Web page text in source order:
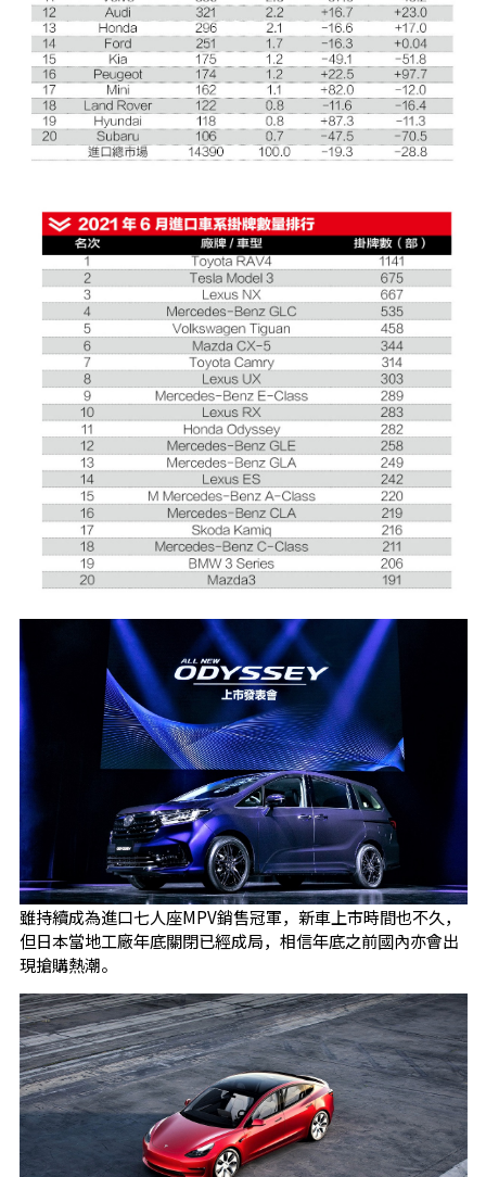
雖持續成為進口七人座MPV銷售冠軍，新車上市時間也不久，
但日本當地工廠年底關閉已經成局，相信年底之前國內亦會出
現搶購熱潮。